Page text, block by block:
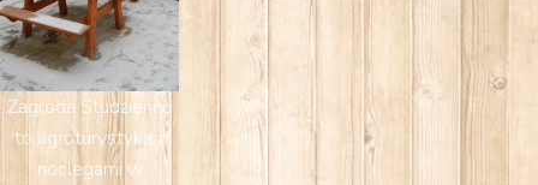
Zagroda Studzienno
to agroturystyka z
noclegami w